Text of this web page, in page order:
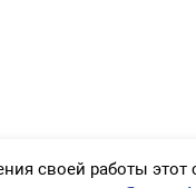
своей работы